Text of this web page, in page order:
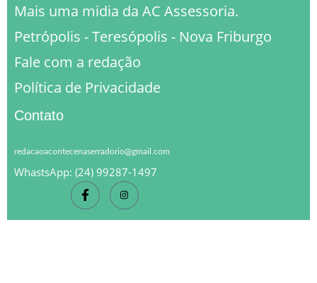
Mais uma midia da AC Assessoria.
Petrópolis - Teresópolis - Nova Friburgo
Fale com a redação
Política de Privacidade
Contato
redacaoacontecenaserradorio@gmail.com
WhastsApp: (24) 99287-1497